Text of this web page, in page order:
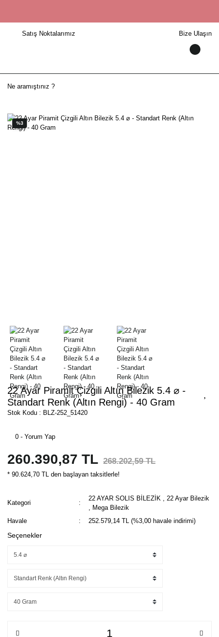
Satış Noktalarımız Bize Ulaşın
%3
22 Ayar Piramit Çizgili Altın Bilezik 5.4 ⌀ -
Standart Renk (Altın Rengi) - 40 Gram
Stok Kodu : BLZ-252_51420
0 - Yorum Yap
260.390,87 TL 268.202,59 TL
* 90.624,70 TL den başlayan taksitlerle!
Kategori
22 AYAR SOLIS BİLEZİK
22 Ayar Bilezik
Mega Bilezik
Havale
252.579,14 TL (%3,00 havale indirimi)
Seçenekler